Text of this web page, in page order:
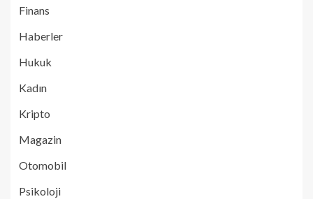
Finans
Haberler
Hukuk
Kadın
Kripto
Magazin
Otomobil
Psikoloji